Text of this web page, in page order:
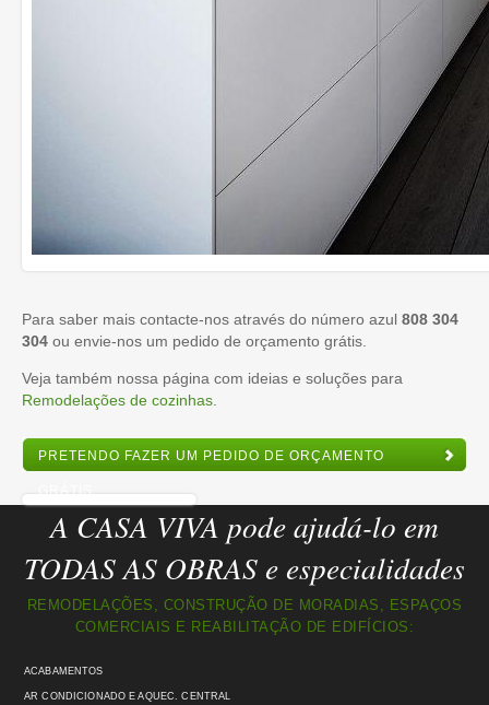
Para saber mais contacte-nos através do número azul 808 304
304 ou envie-nos um pedido de orçamento grátis.
Veja também nossa página com ideias e soluções para
Remodelações de cozinhas
PRETENDO FAZER UM PEDIDO DE ORÇAMENTO
GRÁTIS
A CASA VIVA pode ajudá-lo em
TODAS AS OBRAS e especialidades
REMODELAÇÕES, CONSTRUÇÃO DE MORADIAS, ESPAÇOS
COMERCIAIS E REABILITAÇÃO DE EDIFÍCIOS:
ACABAMENTOS
AR CONDICIONADO E AQUEC. CENTRAL